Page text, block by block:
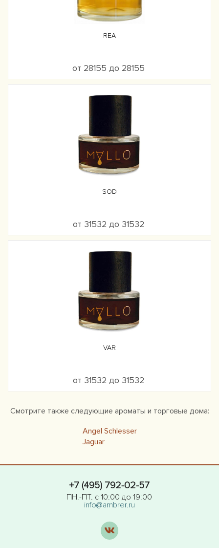
REA
от 28155 до 28155
SOD
от 31532 до 31532
VAR
от 31532 до 31532
Смотрите также следующие ароматы и торговые дома:
Angel Schlesser
Jaguar
+7 (495) 792-02-57
ПН.-ПТ. с 10:00 до 19:00
info@ambrer.ru